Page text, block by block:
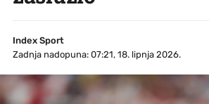
Index Sport
Zadnja nadopuna: 07:21, 18. lipnja 2026.